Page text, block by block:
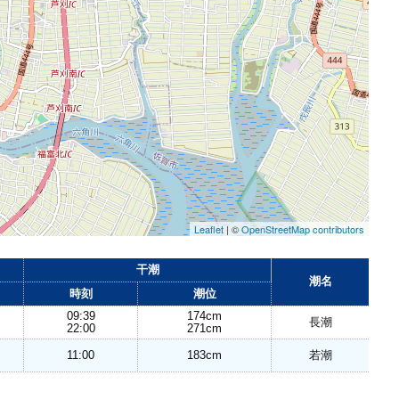
Leaflet| ©OpenStreetMap contributors
干潮
潮名
時刻 潮位
09:39
22:00
174cm
271cm
長潮
11:00 183cm 若潮